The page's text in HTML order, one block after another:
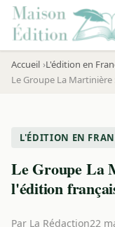
Accueil L'édition en
Le Groupe La
L'ÉDITION EN
Le Groupe La
l'édition
Par La Rédaction22